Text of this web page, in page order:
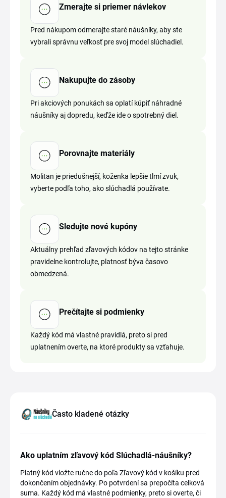
Zmerajte si priemer návlekov
Pred nákupom odmerajte staré náušníky, aby ste
vybrali správnu veľkosť pre svoj model slúchadiel.
Nakupujte do zásoby
Pri akciových ponukách sa oplatí kúpiť náhradné
náušníky aj dopredu, keďže ide o spotrebný diel.
Porovnajte materiály
Molitan je priedušnejší, koženka lepšie tlmí zvuk,
vyberte podľa toho, ako slúchadlá používate.
Sledujte nové kupóny
Aktuálny prehľad zľavových kódov na tejto stránke
pravidelne kontrolujte, platnosť býva časovo
obmedzená.
Prečítajte si podmienky
Každý kód má vlastné pravidlá, preto si pred
uplatnením overte, na ktoré produkty sa vzťahuje.
Často kladené otázky
Ako uplatním zľavový kód Slúchadlá-náušníky?
Platný kód vložte ručne do poľa Zľavový kód v košíku pred
dokončením objednávky. Po potvrdení sa prepočíta celková
suma. Každý kód má vlastné podmienky, preto si overte, či